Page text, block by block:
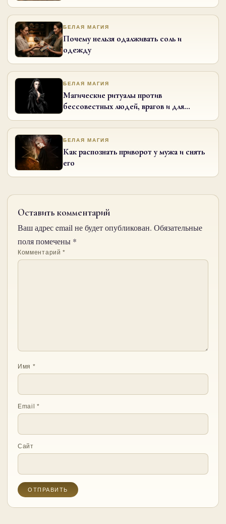
БЕЛАЯ МАГИЯ
Почему нельзя одалживать соль и
одежду
БЕЛАЯ МАГИЯ
Магические ритуалы против
бессовестных людей, врагов и для
возвращения мужа в семью
БЕЛАЯ МАГИЯ
Как распознать приворот у мужа и снять
его
Оставить комментарий
Ваш адрес email не будет опубликован. Обязательные
поля помечены *
Комментарий*
Имя *
Email*
Сайт